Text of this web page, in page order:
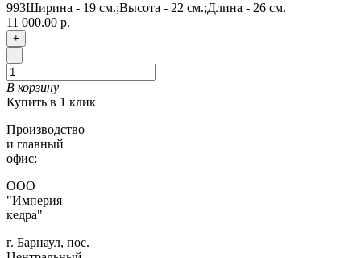
993Ширина - 19 см.;Высота - 22 см.;Длина - 26 см.
11 000.00 р.
+
-
В корзину
Купить в 1 клик
Производство
и главный
офис:
ООО
"Империя
кедра"
г. Барнаул, пос.